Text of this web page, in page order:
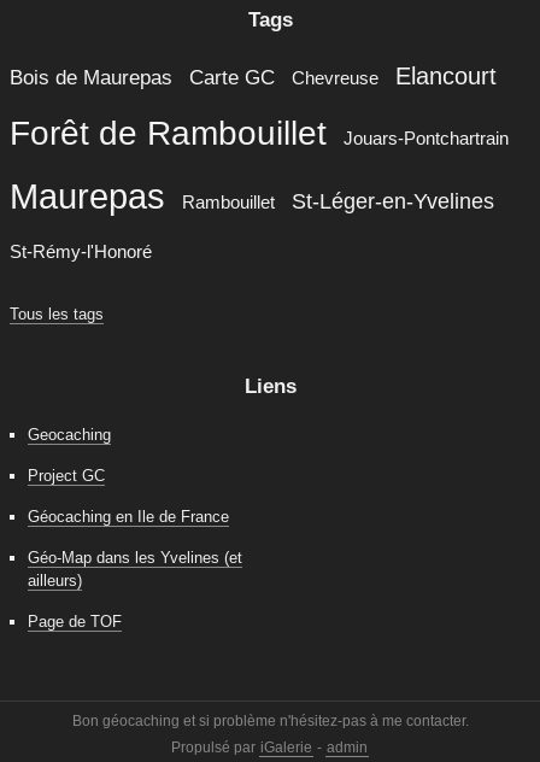
Tags
Bois de Maurepas Carte GC Chevreuse Elancourt
Forêt de Rambouillet Jouars-Pontchartrain
Maurepas Rambouillet St-Léger-en-Yvelines
St-Rémy-l'Honoré
Tous les tags
Liens
Geocaching
Project GC
Géocaching en Ile de France
Géo-Map dans les Yvelines (et
ailleurs)
Page de TOF
Bon géocaching et si problème n'hésitez-pas à me contacter.
Propulsé par iGalerie - admin